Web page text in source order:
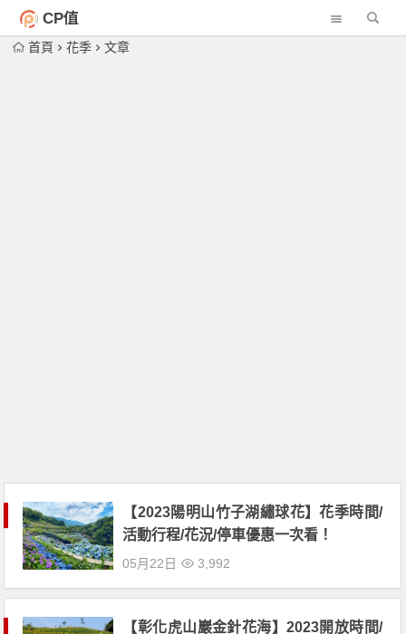
CP值
首頁 花季 文章
【2023陽明山竹子湖繡球花】花季時間/
活動行程/花況/停車優惠一次看！
05月22日 3,992
【彰化虎山巖金針花海】2023開放時間/